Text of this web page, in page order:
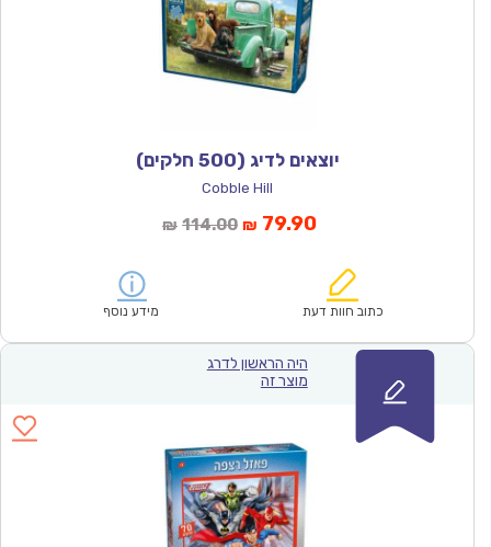
יוצאים לדיג (500 חלקים)
Cobble Hill
₪ 114.00המחיר
₪114.00.
₪ 79.90המחיר
הוא:
כתוב חוות דעת מידע נוסף
היה הראשון לדרג
מוצר זה